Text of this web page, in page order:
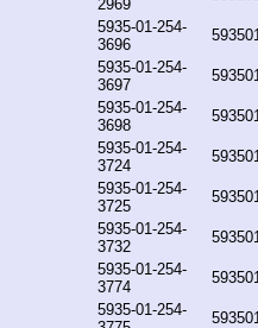
2969
5935-01-254-
3696
5935-01-254-
3697
5935-01-254-
3698
5935-01-254-
3724
5935-01-254-
3725
5935-01-254-
3732
5935-01-254-
3774
5935-01-254-